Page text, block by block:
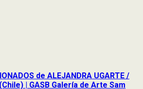
de ALEJANDRA UGARTE /
| GASB Galería de Arte Sam